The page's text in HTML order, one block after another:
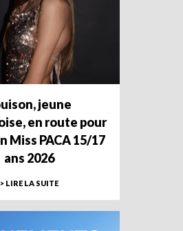
jeune
en route pour
Miss PACA 15/17
ans 2026
> LIRE LA SUITE